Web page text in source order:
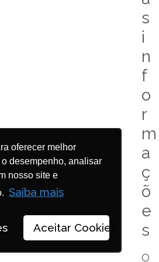
oferecer melhor
desempenho, analisar
nosso site e
Saiba mais
Aceitar Cookies
s
i
n
f
o
r
m
a
ç
õ
e
s
O